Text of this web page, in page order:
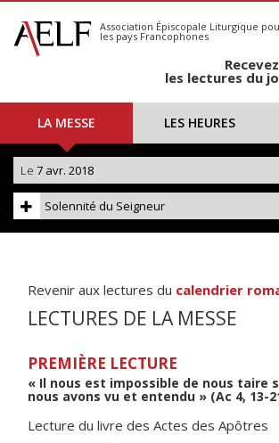
S'abonner
Calendrier
Association Épiscopale Liturgique
les pays Francophones
les lectures du
LA MESSE LES HEURES
Le 7 avr. 2018
Solennité du Seigneur
Revenir aux lectures du calendrier
LECTURES DE LA MESSE
PREMIÈRE LECTURE
« Il nous est impossible de nous taire
nous avons vu et entendu » (Ac 4, 13-
Lecture du livre des Actes des Apôtres